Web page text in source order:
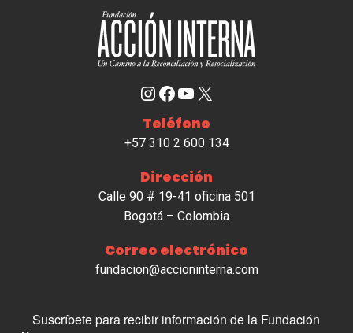
Instagram Facebook YouTube X
Teléfono
+57 310 2 600 134
Dirección
Calle 90 # 19-41 oficina 501
Bogotá – Colombia
Correo electrónico
fundacion@accioninterna.com